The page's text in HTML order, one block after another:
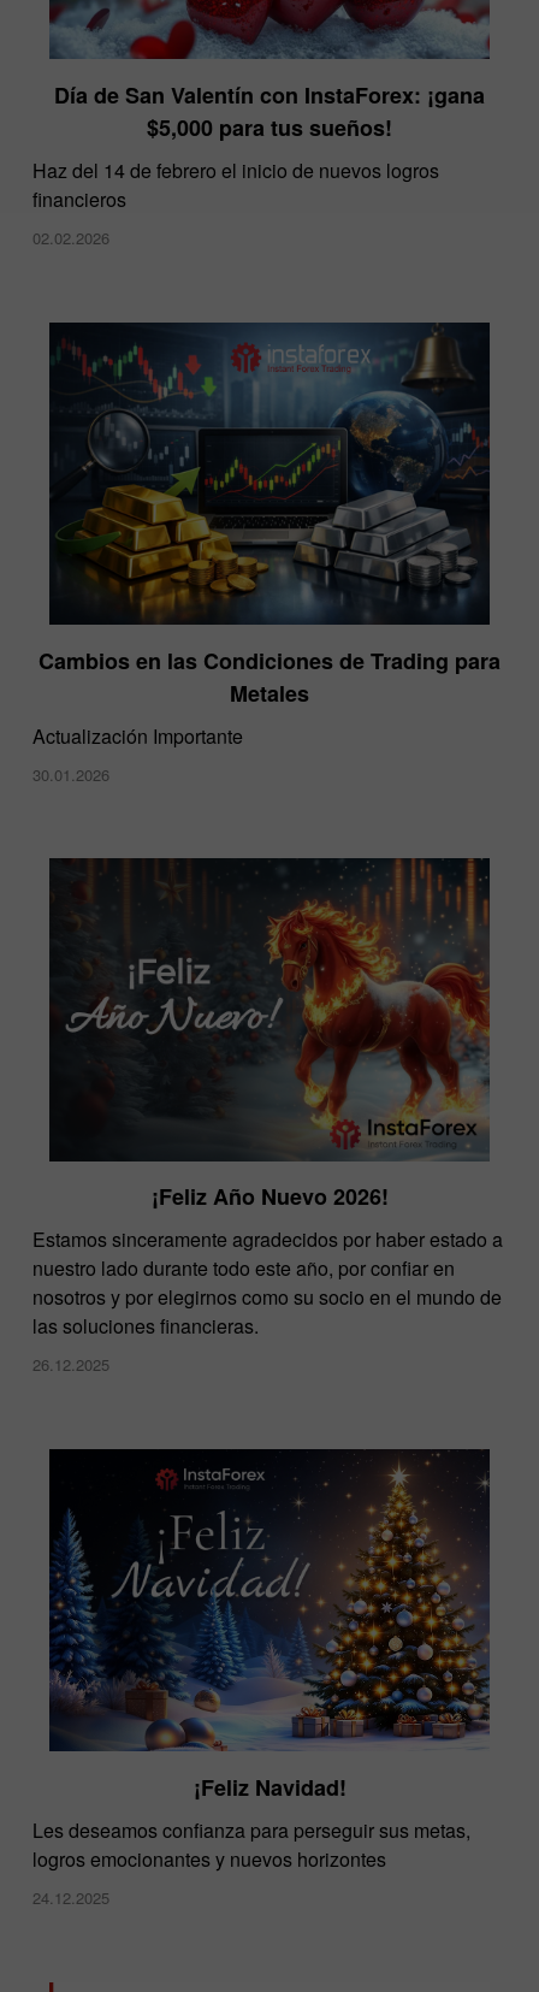
Día de San Valentín con InstaForex: ¡gana
$5,000 para tus sueños!
Haz del 14 de febrero el inicio de nuevos logros
financieros
02.02.2026
Cambios en las Condiciones de Trading para
Metales
Actualización Importante
30.01.2026
¡Feliz Año Nuevo 2026!
Estamos sinceramente agradecidos por haber estado a
nuestro lado durante todo este año, por confiar en
nosotros y por elegirnos como su socio en el mundo de
las soluciones financieras.
26.12.2025
¡Feliz Navidad!
Les deseamos confianza para perseguir sus metas,
logros emocionantes y nuevos horizontes
24.12.2025